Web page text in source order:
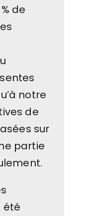
de
notre
de
sur
partie
été